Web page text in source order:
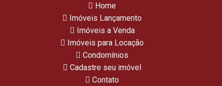
Home
Imóveis Lançamento
Imóveis a Venda
Imóveis para Locação
Condomínios
Cadastre seu imóvel
Contato